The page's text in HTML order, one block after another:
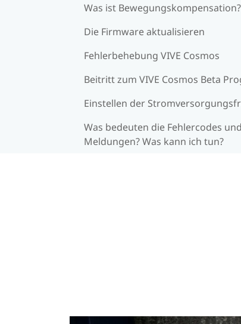
Was ist Bewegungskompensation?
Die Firmware aktualisieren
Fehlerbehebung VIVE Cosmos
Beitritt zum VIVE Cosmos Beta
Einstellen der
Was bedeuten die Fehlercodes und
Meldungen? Was kann ich tun?